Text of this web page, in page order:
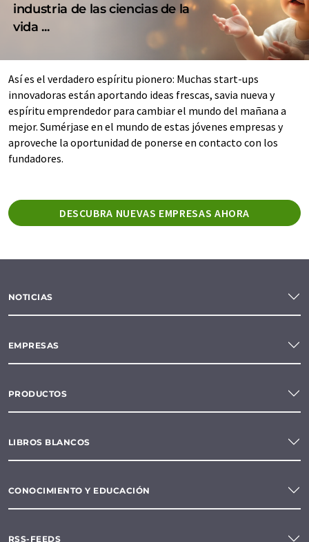
industria de las ciencias de la
vida ...
Así es el verdadero espíritu pionero: Muchas start-ups
innovadoras están aportando ideas frescas, savia nueva y
espíritu emprendedor para cambiar el mundo del mañana a
mejor. Sumérjase en el mundo de estas jóvenes empresas y
aproveche la oportunidad de ponerse en contacto con los
fundadores.
DESCUBRA NUEVAS EMPRESAS AHORA
NOTICIAS
EMPRESAS
PRODUCTOS
LIBROS BLANCOS
CONOCIMIENTO Y EDUCACIÓN
RSS-FEEDS